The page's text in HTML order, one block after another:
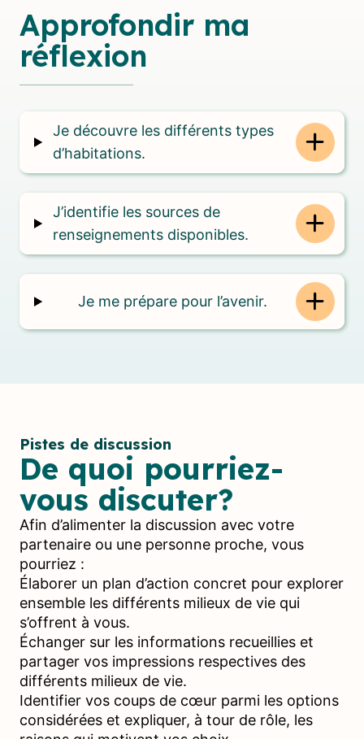
Approfondir ma
réflexion
Je découvre les différents types
d’habitations.
J’identifie les sources de
renseignements disponibles.
Je me prépare pour l’avenir.
Pistes de discussion
De quoi pourriez-
vous discuter?
Afin d’alimenter la discussion avec votre
partenaire ou une personne proche, vous
pourriez :
Élaborer un plan d’action concret pour explorer
ensemble les différents milieux de vie qui
s’offrent à vous.
Échanger sur les informations recueillies et
partager vos impressions respectives des
différents milieux de vie.
Identifier vos coups de cœur parmi les options
considérées et expliquer, à tour de rôle, les